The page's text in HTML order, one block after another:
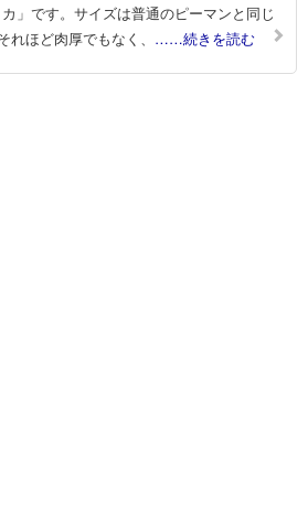
カ」です。サイズは普通のピーマンと同じ
れほど肉厚でもなく、 ……続きを読む